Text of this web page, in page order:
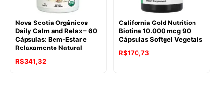
Nova Scotia Orgânicos
Daily Calm and Relax – 60
Cápsulas: Bem-Estar e
Relaxamento Natural
R$341,32
California Gold Nutrition
Biotina 10.000 mcg 90
Cápsulas Softgel Vegetais
R$170,73